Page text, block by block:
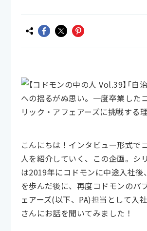
こんにちは！インタビュー形式で
人を紹介していく、この企画。シ
は2019年にコドモンに中途入社後
を歩んだ後に、再度コドモンのパ
ェアーズ(以下、PA)担当として入
さんにお話を聞いてみました！